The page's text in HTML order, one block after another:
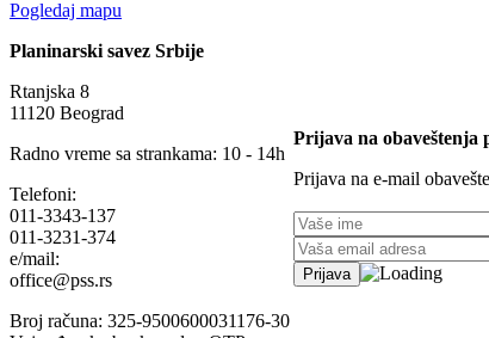
Pogledaj mapu
Planinarski savez Srbije
Rtanjska 8
11120 Beograd
Radno vreme sa strankama: 10 - 14h
Telefoni:
011-3343-137
011-3231-374
e/mail:
office@pss.rs
Broj računa: 325-9500600031176-30
Prijava na obaveštenja
Prijava na e-mail